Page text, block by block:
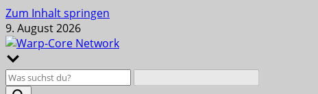
Zum Inhalt springen
9. August 2026